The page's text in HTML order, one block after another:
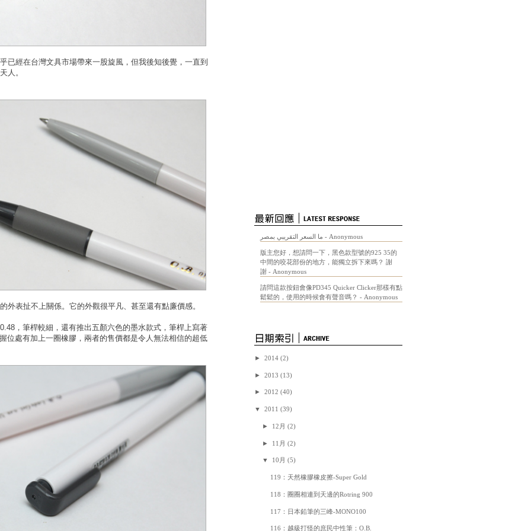
已經在台灣文具市場帶來一股旋風，但我後知後覺，一直到
人。
外表扯不上關係。它的外觀很平凡、甚至還有點廉價感。
，筆桿較細，還有推出五顏六色的墨水款式，筆桿上寫著
位處有加上一圈橡膠，兩者的售價都是令人無法相信的超低
ما السعر التقريبي بمصر - Anonymous
版主您好，想請問一下，黑色款型號的925 35的
中間的咬花部份的地方，能獨立拆下來嗎？ 謝
謝 - Anonymous
請問這款按鈕會像PD345 Quicker Clicker那樣有點
鬆鬆的，使用的時候會有聲音嗎？ - Anonymous
► 2014 (2)
► 2013 (13)
► 2012 (40)
▼ 2011 (39)
► 12月(2)
► 11月(2)
▼ 10月(5)
119：天然橡膠橡皮擦-Super Gold
118：圈圈相連到天邊的Rotring 900
117：日本鉛筆的三峰-MONO100
116：越級打怪的庶民中性筆：O.B.